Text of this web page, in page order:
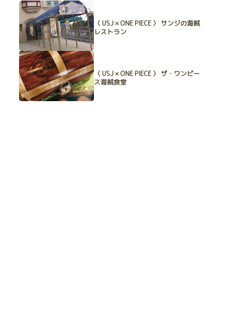
〈 USJ × ONE PIECE 〉 サンジの海賊
レストラン
〈 USJ × ONE PIECE 〉 ザ・ワンピー
ス海賊食堂